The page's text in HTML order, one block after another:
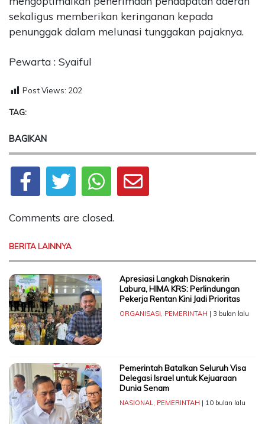
sekaligus memberikan keringanan kepada
penunggak dalam melunasi tunggakan pajaknya.
Pewarta : Syaiful
Post Views: 202
TAG:
BAGIKAN
Comments are closed.
BERITA LAINNYA
Apresiasi Langkah Disnakerin
Labura, HIMA KRS: Perlindungan
Pekerja Rentan Kini Jadi Prioritas
ORGANISASI, PEMERINTAH | 3 bulan lalu
Pemerintah Batalkan Seluruh Visa
Delegasi Israel untuk Kejuaraan
Dunia Senam
NASIONAL, PEMERINTAH | 10 bulan lalu